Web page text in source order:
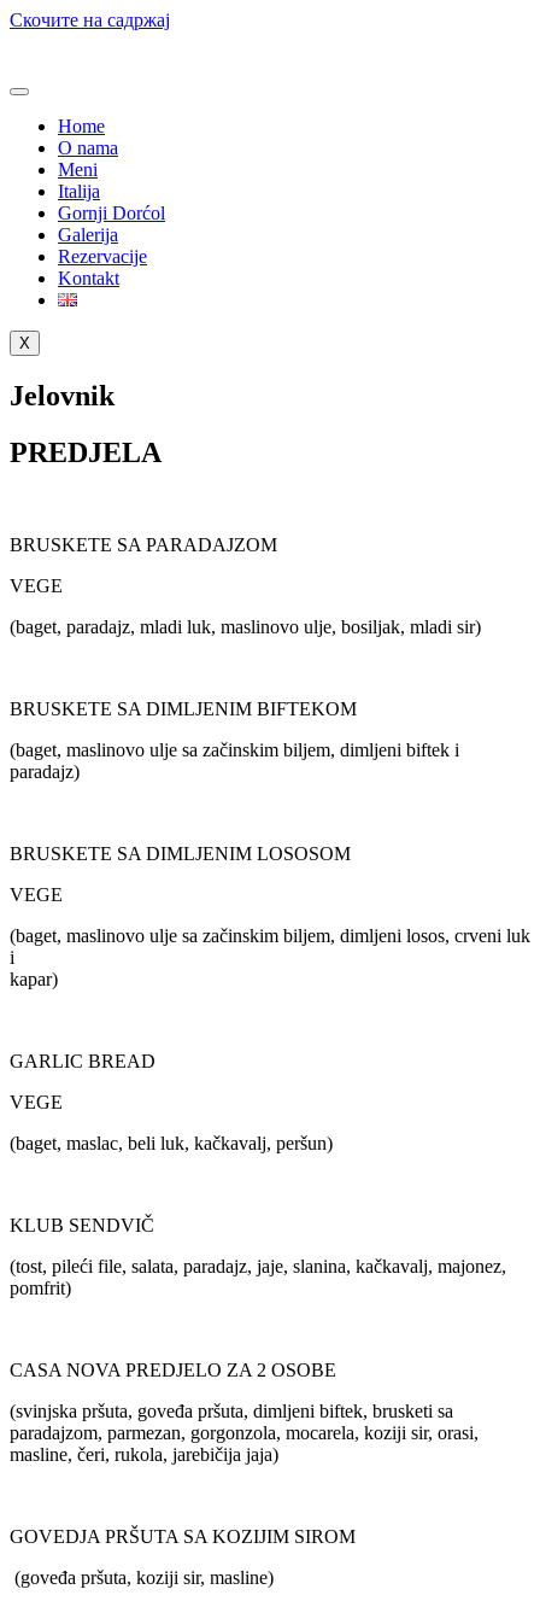
Скочите на садржај
Home
O nama
Meni
Italija
Gornji Dorćol
Galerija
Rezervacije
Kontakt
X
Jelovnik
PREDJELA
BRUSKETE SA PARADAJZOM
VEGE
(baget, paradajz, mladi luk, maslinovo ulje, bosiljak, mladi sir)
BRUSKETE SA DIMLJENIM BIFTEKOM
(baget, maslinovo ulje sa začinskim biljem, dimljeni biftek i
paradajz)
BRUSKETE SA DIMLJENIM LOSOSOM
VEGE
(baget, maslinovo ulje sa začinskim biljem, dimljeni losos, crveni luk
i
kapar)
GARLIC BREAD
VEGE
(baget, maslac, beli luk, kačkavalj, peršun)
KLUB SENDVIČ
(tost, pileći file, salata, paradajz, jaje, slanina, kačkavalj, majonez,
pomfrit)
CASA NOVA PREDJELO ZA 2 OSOBE
(svinjska pršuta, goveđa pršuta, dimljeni biftek, brusketi sa
paradajzom, parmezan, gorgonzola, mocarela, koziji sir, orasi,
masline, čeri, rukola, jarebičija jaja)
GOVEDJA PRŠUTA SA KOZIJIM SIROM
(goveđa pršuta, koziji sir, masline)